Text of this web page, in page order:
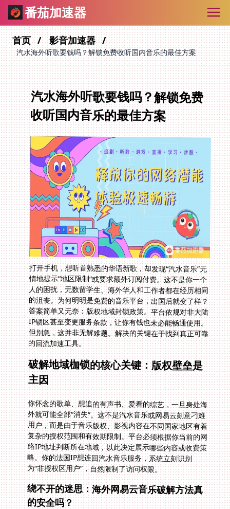
番茄加速器
首页 影音加速器
汽水海外听歌要钱吗？解锁免费收听国内音乐的最佳方案
汽水海外听歌要钱吗？解锁免费
收听国内音乐的最佳方案
打开手机，想听首熟悉的华语新歌，却发现“汽水音乐”无
情地提示“地区限制”或要求额外订阅付费。这不是你一个
人的困扰，无数留学生、海外华人和工作者都在经历相同
的沮丧。为何明明是免费的音乐平台，出国后就变了样？
答案简单又无奈：版权地域封锁政策。平台依规对非大陆
IP锁区甚至变更服务条款，让你有钱也未必能畅通使用。
但别急，这并非无解难题。解决的关键在于找到真正可靠
的回流加速工具。
破解地域枷锁的核心关键：版权壁垒是
主因
你怀念的歌单、想追的有声书、爱看的综艺，一旦身处海
外就可能全部“消失”。这不是汽水音乐或网易云刻意刁难
用户，而是由于音乐版权、影视内容在不同国家地区有着
复杂的授权范围和有效期限制。平台必须根据你当前的网
络IP地址判断所在地域，以此决定展示哪些内容或收费策
略。你的法国IP想连回汽水音乐服务，系统立刻识别
为“非授权区用户”，自然限制了访问权限。
绕不开的迷思：海外网易云音乐破解方法真
的安全吗？